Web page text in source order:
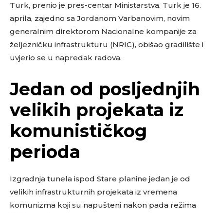
Turk, prenio je pres-centar Ministarstva. Turk je 16.
aprila, zajedno sa Jordanom Varbanovim, novim
generalnim direktorom Nacionalne kompanije za
željezničku infrastrukturu (NRIC), obišao gradilište i
uvjerio se u napredak radova.
Jedan od posljednjih
velikih projekata iz
komunističkog
perioda
Izgradnja tunela ispod Stare planine jedan je od
velikih infrastrukturnih projekata iz vremena
komunizma koji su napušteni nakon pada režima